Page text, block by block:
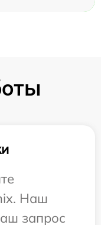
Наш
запрос